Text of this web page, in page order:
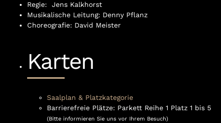
Regie: Jens Kalkhorst
Musikalische Leitung: Denny Pflanz
Choreografie: David Meister
Karten
Saalplan & Platzkategorie
Barrierefreie Plätze: Parkett Reihe 1 Platz 1 bis 5
(Bitte informieren Sie uns vor Ihrem Besuch)